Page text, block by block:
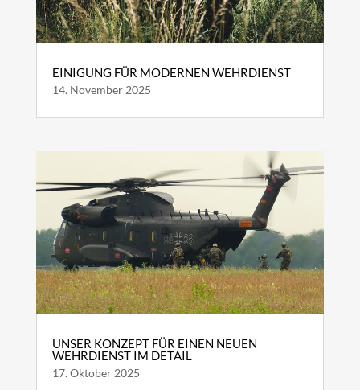
EINIGUNG FÜR MODERNEN WEHRDIENST
14. November 2025
UNSER KONZEPT FÜR EINEN NEUEN
WEHRDIENST IM DETAIL
17. Oktober 2025